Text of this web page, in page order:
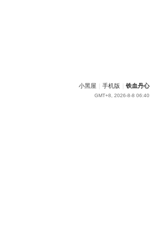
小黑屋 手机版 铁血丹心
GMT+8, 2026-8-8 06:40